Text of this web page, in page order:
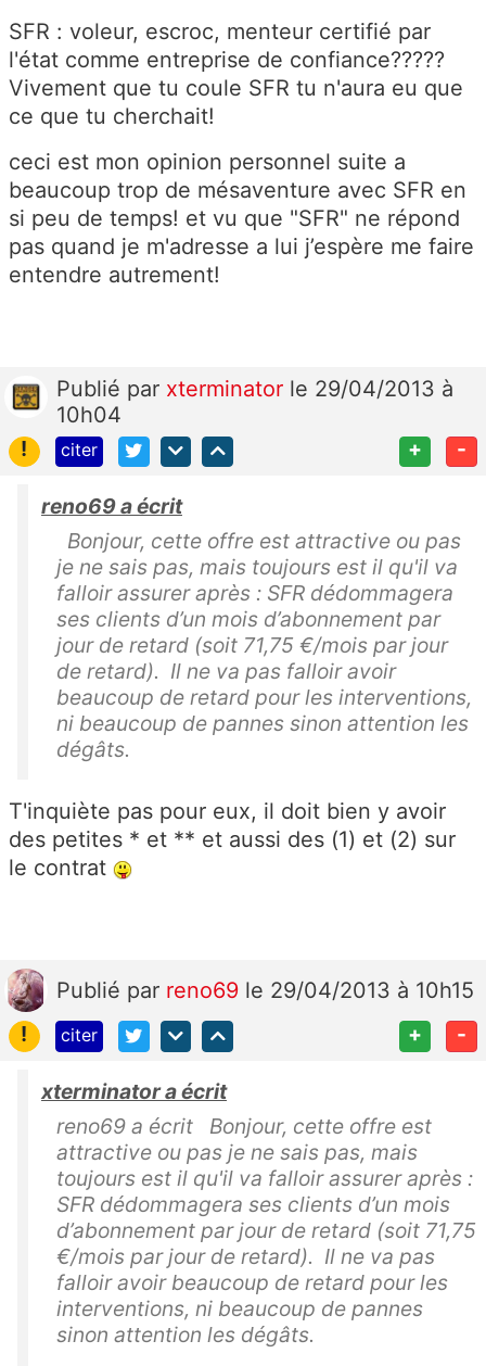
SFR : voleur, escroc, menteur certifié par
l'état comme entreprise de confiance?????
Vivement que tu coule SFR tu n'aura eu que
ce que tu cherchait!
ceci est mon opinion personnel suite a
beaucoup trop de mésaventure avec SFR en
si peu de temps! et vu que "SFR" ne répond
pas quand je m'adresse a lui j’espère me faire
entendre autrement!
Publié par xterminator le 29/04/2013 à
10h04
!
citer + -
reno69 a écrit
Bonjour, cette offre est attractive ou pas
je ne sais pas, mais toujours est il qu'il va
falloir assurer après : SFR dédommagera
ses clients d’un mois d’abonnement par
jour de retard (soit 71,75 €/mois par jour
de retard). Il ne va pas falloir avoir
beaucoup de retard pour les interventions,
ni beaucoup de pannes sinon attention les
dégâts.
T'inquiète pas pour eux, il doit bien y avoir
des petites * et ** et aussi des (1) et (2) sur
le contrat
Publié par reno69 le 29/04/2013 à 10h15
!
citer + -
xterminator a écrit
reno69 a écrit Bonjour, cette offre est
attractive ou pas je ne sais pas, mais
toujours est il qu'il va falloir assurer après :
SFR dédommagera ses clients d’un mois
d’abonnement par jour de retard (soit 71,75
€/mois par jour de retard). Il ne va pas
falloir avoir beaucoup de retard pour les
interventions, ni beaucoup de pannes
sinon attention les dégâts.